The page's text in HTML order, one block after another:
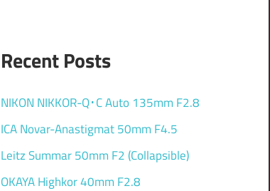
Recent Posts
NIKON NIKKOR-Q･C Auto 135mm F2.8
ICA Novar-Anastigmat 50mm F4.5
Leitz Summar 50mm F2 (Collapsible)
OKAYA Highkor 40mm F2.8